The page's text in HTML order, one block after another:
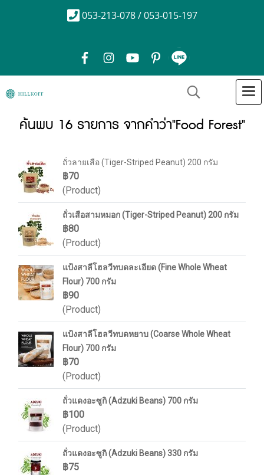
053-213-078 / 053-015-197
ค้นพบ 16 รายการ จากคำว่า"Food Forest"
ถั่วลายเสือ (Tiger-Striped Peanut) 200 กรัม
฿70
(Product)
ถั่วเสือสามหมอก (Tiger-Striped Peanut) 200 กรัม
฿80
(Product)
แป้งสาลีโฮลวีทบดละเอียด (Fine Whole Wheat
Flour) 700 กรัม
฿90
(Product)
แป้งสาลีโฮลวีทบดหยาบ (Coarse Whole Wheat
Flour) 700 กรัม
฿70
(Product)
ถั่วแดงอะซูกิ (Adzuki Beans) 700 กรัม
฿100
(Product)
ถั่วแดงอะซูกิ (Adzuki Beans) 330 กรัม
฿75